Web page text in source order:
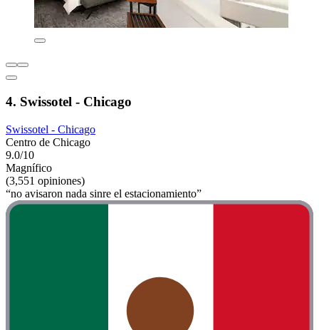
4. Swissotel - Chicago
Swissotel - Chicago
Centro de Chicago
9.0/10
Magnífico
(3,551 opiniones)
“no avisaron nada sinre el estacionamiento”